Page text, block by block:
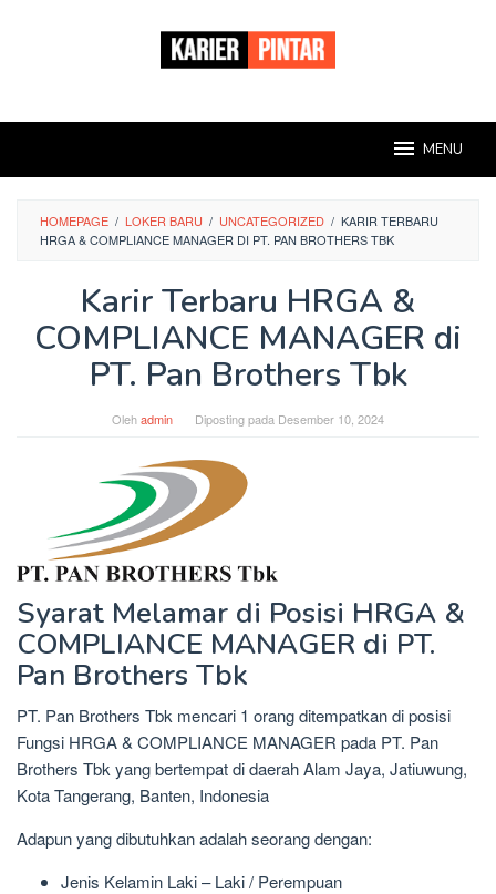
MENU
HOMEPAGE / LOKER BARU / UNCATEGORIZED / KARIR TERBARU
HRGA & COMPLIANCE MANAGER DI PT. PAN BROTHERS TBK
Karir Terbaru HRGA &
COMPLIANCE MANAGER di
PT. Pan Brothers Tbk
Olehadmin Diposting pada Desember 10, 2024
Syarat Melamar di Posisi HRGA &
COMPLIANCE MANAGER di PT.
Pan Brothers Tbk
PT. Pan Brothers Tbk mencari 1 orang ditempatkan di posisi
Fungsi HRGA & COMPLIANCE MANAGER pada PT. Pan
Brothers Tbk yang bertempat di daerah Alam Jaya, Jatiuwung,
Kota Tangerang, Banten, Indonesia
Adapun yang dibutuhkan adalah seorang dengan:
Jenis Kelamin Laki – Laki / Perempuan